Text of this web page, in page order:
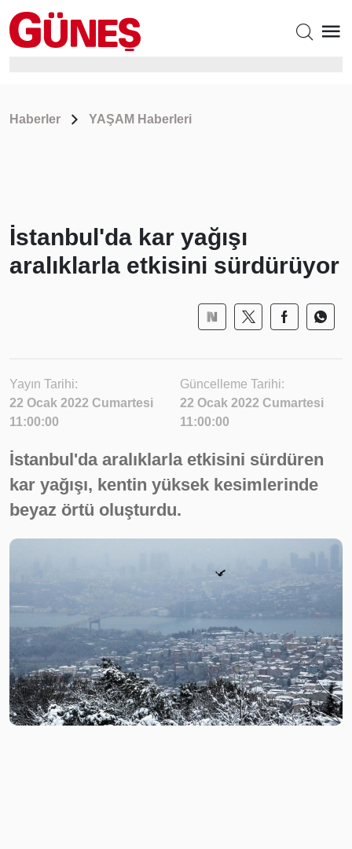
Haberler YAŞAM Haberleri
İstanbul'da kar yağışı
aralıklarla etkisini sürdürüyor
Yayın Tarihi:
22 Ocak 2022 Cumartesi
11:00:00
Güncelleme Tarihi:
22 Ocak 2022 Cumartesi
11:00:00
İstanbul'da aralıklarla etkisini sürdüren
kar yağışı, kentin yüksek kesimlerinde
beyaz örtü oluşturdu.